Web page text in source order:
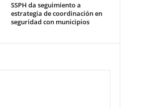
SSPH da seguimiento a
estrategia de coordinación en
seguridad con municipios